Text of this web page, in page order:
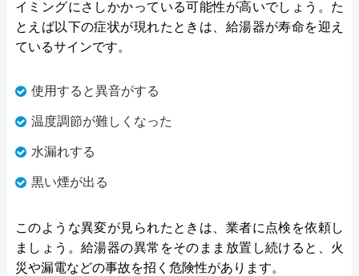
イミングにさしかかっている可能性が高いでしょう。た
とえば以下の症状が現れたときは、給湯器が寿命を迎え
ているサインです。
使用すると異音がする
温度調節が難しくなった
水漏れする
黒い煙が出る
このような異変が見られたときは、業者に点検を依頼し
ましょう。給湯器の異常をそのまま放置し続けると、火
災や漏電などの事故を招く危険性があります。